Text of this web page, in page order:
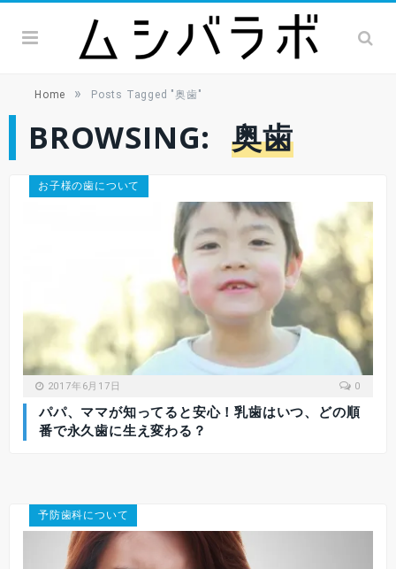
Home » Posts Tagged "奥歯"
BROWSING: 奥歯
お子様の歯について
2017年6月17日 0
パパ、ママが知ってると安心！乳歯はいつ、どの順
番で永久歯に生え変わる？
予防歯科について